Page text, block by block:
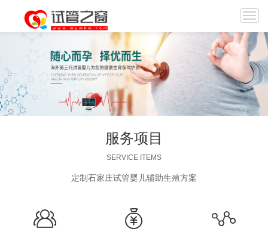
服务项目
SERVICE ITEMS
定制石家庄试管婴儿辅助生殖方案